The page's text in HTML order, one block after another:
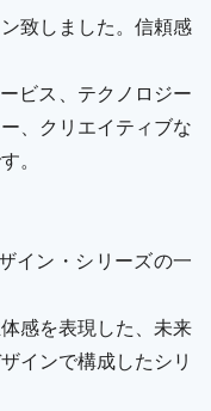
致しました。信頼感
ビス、テクノロジー
、クリエイティブな
。
イン・シリーズの一
感を表現した、未来
インで構成したシリ